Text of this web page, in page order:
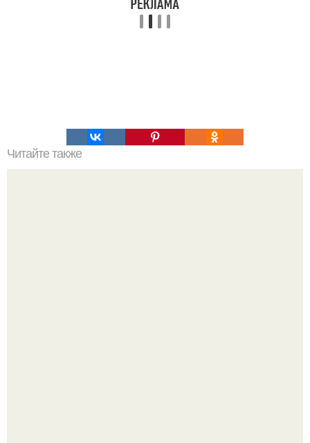
Читайте также